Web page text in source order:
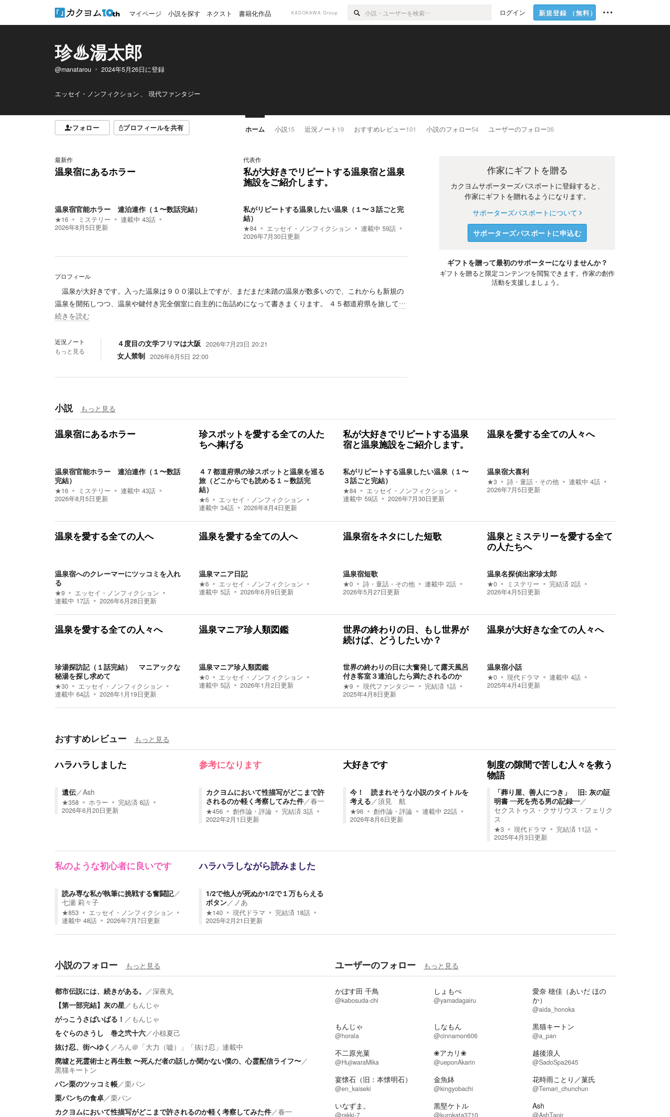
マイページ 小説を探す ネクスト 書籍化作品 KADOKAWA Group ログイン 新規登録 （無料）
珍♨湯太郎
@manatarou 2024年5月26日に登録
エッセイ・ノンフィクション 現代ファンタジー
フォロー プロフィールを共有 ホーム 小説15 近況ノート 19 おすすめレビュー101 小説のフォロー54 ユーザーのフォロー36
最新作
温泉宿にあるホラー
温泉宿官能ホラー 連泊連作（１〜数話完結）
★16 ミステリー 連載中 43話
2026年8月5日更新
代表作
私が大好きでリピートする温泉宿と温泉
施設をご紹介します。
私がリピートする温泉したい温泉（１〜３話ごと完
結）
★84 エッセイ・ノンフィクション 連載中 59話
2026年7月30日更新
プロフィール
温泉が大好きです。入った温泉は９００湯以上ですが、まだまだ未踏の温泉が数多いので、これからも新規の
温泉を開拓しつつ、温泉や鍵付き完全個室に自主的に缶詰めになって書きまくります。 ４５都道府県を旅して…
続きを読む
近況ノート
もっと見る
４度目の文学フリマは大阪 2026年7月23日 20:21
女人禁制 2026年6月5日 22:00
作家にギフトを贈る
カクヨムサポーターズパスポートに登録すると、
作家にギフトを贈れるようになります。
サポーターズパスポートについて
サポーターズパスポートに申込む
ギフトを贈って最初のサポーターになりませんか？
ギフトを贈ると限定コンテンツを閲覧できます。作家の創作
活動を支援しましょう。
小説 もっと見る
温泉宿にあるホラー
温泉宿官能ホラー 連泊連作（１〜数話
完結）
★16 ミステリー 連載中 43話
2026年8月5日更新
珍スポットを愛する全ての人た
ちへ捧げる
４７都道府県の珍スポットと温泉を巡る
旅（どこからでも読める１～数話完
結）
★6
エッセイ・ノンフィクション
連載中 34話 2026年8月4日更新
私が大好きでリピートする温泉
宿と温泉施設をご紹介します。
私がリピートする温泉したい温泉（１〜
３話ごと完結）
★84
エッセイ・ノンフィクション
連載中 59話 2026年7月30日更新
温泉を愛する全ての人々へ
温泉宿大喜利
★3 詩・童話・その他 連載中 4話
2026年7月5日更新
温泉を愛する全ての人へ
温泉宿へのクレーマーにツッコミを入れ
る
★9
エッセイ・ノンフィクション
連載中 17話 2026年6月28日更新
温泉を愛する全ての人へ
温泉マニア日記
★6
エッセイ・ノンフィクション
連載中 5話 2026年6月9日更新
温泉宿をネタにした短歌
温泉宿短歌
★0 詩・童話・その他 連載中 2話
2026年5月27日更新
温泉とミステリーを愛する全て
の人たちへ
温泉名探偵出家珍太郎
★0 ミステリー 完結済 2話
2026年4月5日更新
温泉を愛する全ての人々へ
珍湯探訪記（１話完結） マニアックな
秘湯を探し求めて
★30
エッセイ・ノンフィクション
連載中 64話 2026年1月19日更新
温泉マニア珍人類図鑑
温泉マニア珍人類図鑑
★0
エッセイ・ノンフィクション
連載中 5話 2026年1月2日更新
世界の終わりの日、もし世界が
続けば、どうしたいか？
世界の終わりの日に大奮発して露天風呂
付き客室３連泊したら満たされるのか
★9 現代ファンタジー 完結済 1話
2025年4月8日更新
温泉が大好きな全ての人々へ
温泉宿小話
★0 現代ドラマ 連載中 4話
2025年4月4日更新
おすすめレビュー もっと見る
ハラハラしました
遺伝／Ash
★358 ホラー 完結済 8話
2026年6月20日更新
参考になります
カクヨムにおいて性描写がどこまで許
されるのか軽く考察してみた件／春一
★456 創作論・評論 完結済 3話
2022年2月1日更新
大好きです
今！ 読まれそうな小説のタイトルを
考える／須見 航
★96 創作論・評論 連載中 22話
2026年8月6日更新
制度の隙間で苦しむ人々を救う
物語
「葬り屋、善人につき」 旧: 灰の証
明書 ―死を売る男の記録―／
セクストゥス・クサリウス・フェリク
ス
★3 現代ドラマ 完結済 11話
2025年4月3日更新
私のような初心者に良いです
読み専な私が執筆に挑戦する奮闘記／
七瀬 莉々子
★853
エッセイ・ノンフィクション
連載中 48話 2026年7月7日更新
ハラハラしながら読みました
1/2で他人が死ぬか1/2で１万もらえる
ボタン／ ノあ
★140 現代ドラマ 完結済 18話
2025年2月21日更新
小説のフォロー もっと見る
都市伝説には、続きがある。 ／深夜丸
【第一部完結】灰の星／ もんじゃ
がっこうさばいばる！ ／ もんじゃ
をぐらのさうし 巻之弐十六／小椋夏己
抜け忍、街へゆく ／ろん＠「大力（嘘）」「抜け忍」連載中
廃墟と死霊術士と再生数 〜死んだ者の話しか聞かない僕の、心霊配信ライフ〜／
黒猫キートン
パン栗のツッコミ帳／栗パン
栗パンちの食卓／栗パン
カクヨムにおいて性描写がどこまで許されるのか軽く考察してみた件／春一
ユーザーのフォロー もっと見る
かぼす田 千鳥
@kabosuda-chi
しょもぺ
@yamadagairu
愛奈 穂佳（あいだ ほの
か）
@aida_honoka
もんじゃ
@horala
しなもん
@cinnamon606
黒猫キートン
@a_pan
不二原光菓
@HujiwaraMika
❀アカリ❀
@ueponAkarin
越後浪人
@SadoSpa2645
宴懐石（旧：本懐明石）
@en_kaiseki
金魚鉢
@kingyobachi
花時雨ことり／菓氏
@Temari_chunchun
いなずま。
@rakki-7
黒堅ケトル
@kurokata3710
Ash
@AshTapir